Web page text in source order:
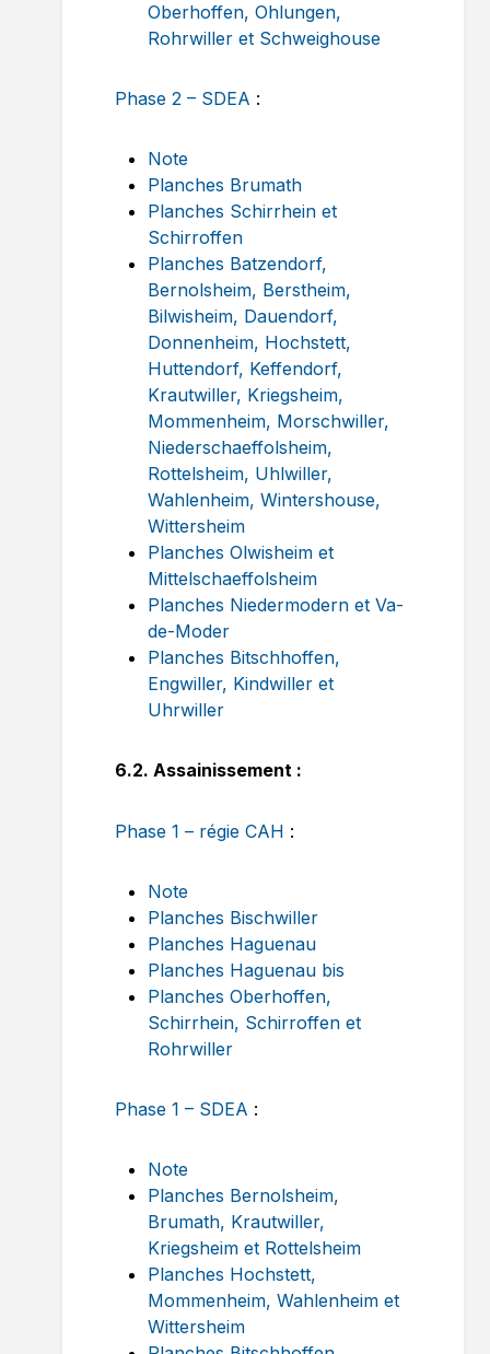
Oberhoffen, Ohlungen,
Rohrwiller et Schweighouse
Phase 2 – SDEA :
Note
Planches Brumath
Planches Schirrhein et
Schirroffen
Planches Batzendorf,
Bernolsheim, Berstheim,
Bilwisheim, Dauendorf,
Donnenheim, Hochstett,
Huttendorf, Keffendorf,
Krautwiller, Kriegsheim,
Mommenheim, Morschwiller,
Niederschaeffolsheim,
Rottelsheim, Uhlwiller,
Wahlenheim, Wintershouse,
Wittersheim
Planches Olwisheim et
Mittelschaeffolsheim
Planches Niedermodern et Va-
de-Moder
Planches Bitschhoffen,
Engwiller, Kindwiller et
Uhrwiller
6.2. Assainissement :
Phase 1 – régie CAH :
Note
Planches Bischwiller
Planches Haguenau
Planches Haguenau bis
Planches Oberhoffen,
Schirrhein, Schirroffen et
Rohrwiller
Phase 1 – SDEA :
Note
Planches Bernolsheim,
Brumath, Krautwiller,
Kriegsheim et Rottelsheim
Planches Hochstett,
Mommenheim, Wahlenheim et
Wittersheim